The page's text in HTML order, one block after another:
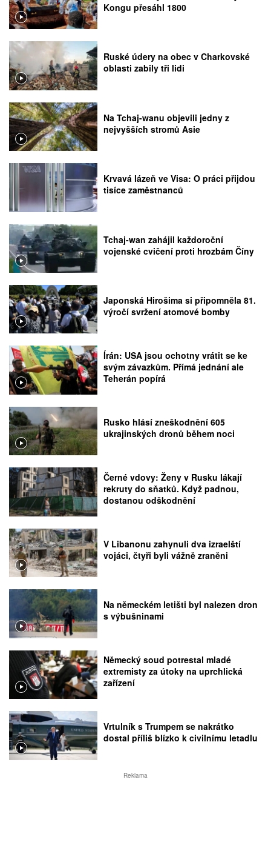
Kongu přesáhl 1800
Ruské údery na obec v Charkovské
oblasti zabily tři lidi
Na Tchaj-wanu objevili jedny z
nejvyšších stromů Asie
Krvavá lázeň ve Visa: O práci přijdou
tisíce zaměstnanců
Tchaj-wan zahájil každoroční
vojenské cvičení proti hrozbám Číny
Japonská Hirošima si připomněla 81.
výročí svržení atomové bomby
Írán: USA jsou ochotny vrátit se ke
svým závazkům. Přímá jednání ale
Teherán popírá
Rusko hlásí zneškodnění 605
ukrajinských dronů během noci
Černé vdovy: Ženy v Rusku lákají
rekruty do sňatků. Když padnou,
dostanou odškodnění
V Libanonu zahynuli dva izraelští
vojáci, čtyři byli vážně zraněni
Na německém letišti byl nalezen dron
s výbušninami
Německý soud potrestal mladé
extremisty za útoky na uprchlická
zařízení
Vrtulník s Trumpem se nakrátko
dostal příliš blízko k civilnímu letadlu
Reklama